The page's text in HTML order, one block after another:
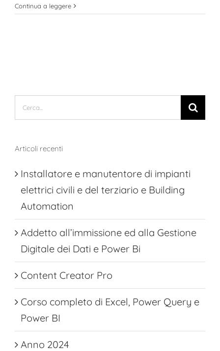
2022
Continua a leggere
Cerca
per:
Articoli recenti
Installatore e manutentore di impianti
elettrici civili e del terziario e Building
Automation
Addetto all’immissione ed alla Gestione
Digitale dei Dati e Power Bi
Content Creator Pro
Corso completo di Excel, Power Query e
Power BI
Anno 2024